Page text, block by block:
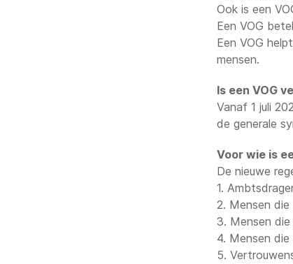
Ook is een
Een VOG
Een VOG
mensen.
Is een VOG
Vanaf 1 juli
de generale
Voor wie is
De nieuwe
1.
2. Mensen
3. Mensen
4. Mensen
5.